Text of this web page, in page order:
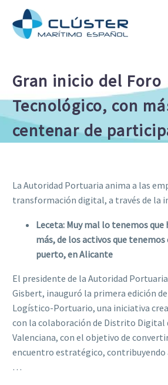
Gran inicio del Foro
Tecnológico, con
centenar de
La Autoridad Portuaria anima a las
transformación digital, a través de la
Leceta: Muy mal lo tenemos
más, de los activos que
puerto, en Alicante
El presidente de la Autoridad
Gisbert, inauguró la primera edición
Logístico-Portuario, una iniciativa
con la colaboración de Distrito Digital
Valenciana, con el objetivo de
encuentro estratégico, contribuyendo
…